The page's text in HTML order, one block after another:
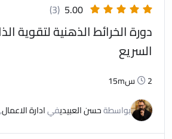
5.00
(3)
دورة الخرائط الذهنية لتقوية
السريع
2س15m
بواسطةحسن العبيديفيادارة الاعمال,